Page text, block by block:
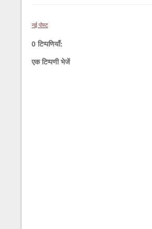
नई पोस्ट
0 टिप्पणियाँ:
एक टिप्पणी भेजें